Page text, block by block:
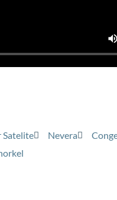
Satelite Nevera